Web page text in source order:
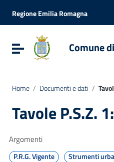
Vai al menu di navigazione
Vai al footer
Regione Emilia Romagna
Attiva / disattiva laComune
Home / Documenti e dati /
Tavole P.S.Z.
Argomenti
P.R.G. Vigente Strumenti